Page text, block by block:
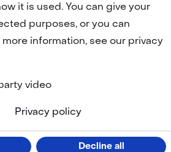
taal:
NL
LinkedIn
(opent
YouTube
(opent
it is used. You can give your
purposes, or you can
information, see our privacy
video
Decline all
Privacy policy